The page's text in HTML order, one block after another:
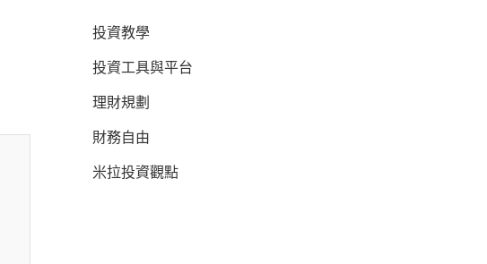
投資教學
投資工具與平台
理財規劃
財務自由
米拉投資觀點